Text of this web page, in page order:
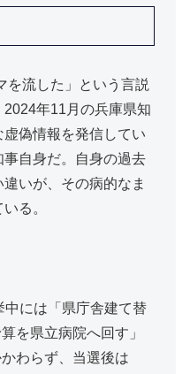
を流した」という言説
年11月の兵庫県知
偽情報を発信してい
自身だ。自身の過去
いが、その病的なま
る。
中には「県庁舎建て替
を県立病院へ回す」
わらず、当選後は